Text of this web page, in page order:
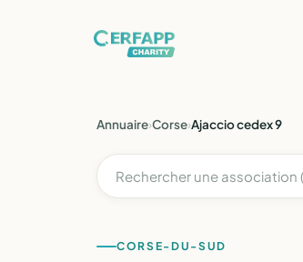
Annuaire›Corse›Ajaccio cedex 9
CORSE-DU-SUD